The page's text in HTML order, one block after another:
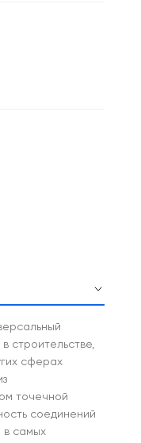
строительстве,
сферах
точечной
соединений
в самых